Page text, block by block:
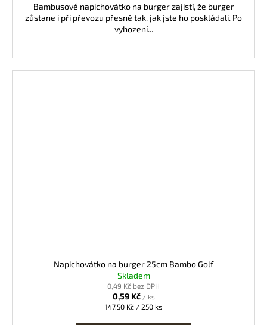
Bambusové napichovátko na burger zajistí, že burger
zůstane i při převozu přesně tak, jak jste ho poskládali. Po
vyhození...
Napichovátko na burger 25cm Bambo Golf
Skladem
0,49 Kč bez DPH
0,59 Kč / ks
Měrná
147,50 Kč / 250 ks